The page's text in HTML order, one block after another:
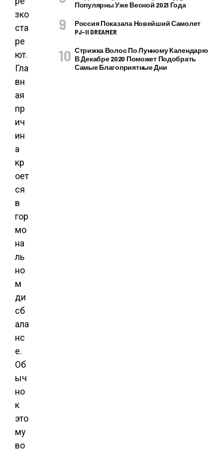
зко
ста
ре
ют.
Гла
вн
ая
пр
ич
ин
а
кр
оет
ся
в
гор
мо
на
ль
но
м
ди
сб
ала
нс
е.
Об
ыч
но
к
это
му
во
Популярны Уже Весной 2021 Года
Россия Показала Новейший Самолет
PJ–II DREAMER
Стрижка Волос По Лунному Календарю
В Декабре 2020 Поможет Подобрать
Самые Благоприятные Дни